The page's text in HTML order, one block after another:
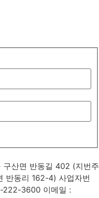
구산면 반동길 402 (지번주
반동리 162-4) 사업자번
222-3600 이메일 :